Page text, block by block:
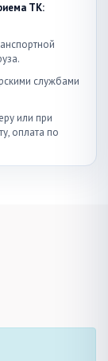
ТК:
службами
или при
оплата по